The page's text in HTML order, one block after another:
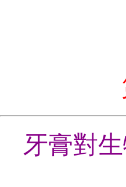
牙膏對